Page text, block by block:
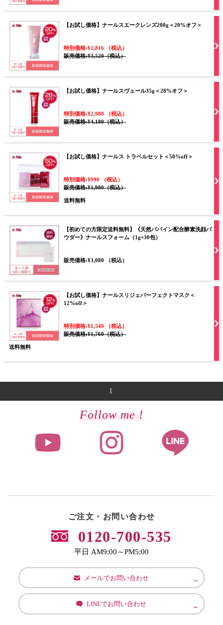
【お試し価格】ナールスエークレンズ200g＜20%オフ＞
特別価格:¥2,816 （税込）
販売価格:¥3,520（税込）
【お試し価格】ナールスヴェール35g＜28%オフ＞
特別価格:¥2,980 （税込）
販売価格:¥4,180（税込）
【お試し価格】ナールス トラベルセット＜50%off＞
特別価格:¥990 （税込）
販売価格:¥1,980（税込）
送料無料
【初めての方限定送料無料】《天然パパイン配合酵素洗顔パ
ウダー》ナールスフォーム（1g×30包）
販売価格:¥3,080 （税込）
【お試し価格】ナールスリジェパーフェクトマスク＜
12%off＞
特別価格:¥1,540 （税込）
販売価格:¥1,760（税込）
送料無料
1
Follow me !
ご注文・お問い合わせ
0120-700-535
平日 AM9:00～PM5:00
メールでお問い合わせ
LINEでお問い合わせ